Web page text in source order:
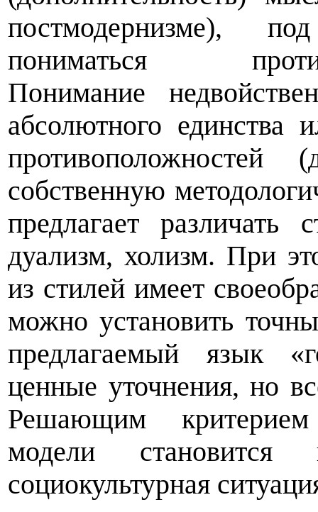
постмодернизме),
пониматься
Понимание
абсолютного единства
противоположностей
собственную
предлагает различать
дуализм, холизм. При
из стилей имеет
можно установить
предлагаемый язык
ценные уточнения, но
Решающим критерием
модели становится
социокультурная